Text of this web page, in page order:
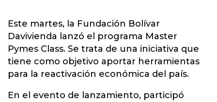
Este martes, la Fundación Bolívar
Davivienda lanzó el programa Master
Pymes Class. Se trata de una iniciativa que
tiene como objetivo aportar herramientas
para la reactivación económica del país.
En el evento de lanzamiento, participó